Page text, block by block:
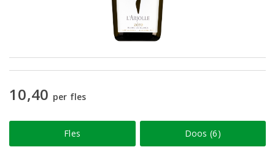
10,40 per fles
Fles Doos (6)